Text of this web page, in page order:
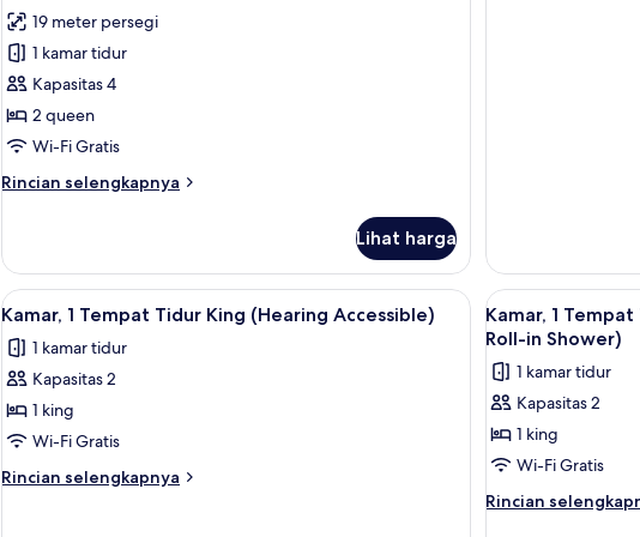
ulasan)
19 meter persegi
1 kamar tidur
Kapasitas 4
2 queen
Wi-Fi Gratis
Rincian selengkapnya
Rincian
Kamar
Deluks,
2
Tidur
Queen
Lihat harga
Lihat
semua
foto
untuk
Kamar,
1
Tempat
Tidur
Brankas, meja kerja, setrika/meja setrika, dan tempat
7
Kamar, 1 Tempat Tidur King (Hearing Accessible)
1 kamar tidur
Kapasitas 2
1 king
Wi-Fi Gratis
Rincian selengkapnya
Rincian
Lihat
semua
foto
untuk
Kamar,
1
Tempat
Tidur
7
Kamar, 1
Roll-in Shower)
1 kamar tidur
Kapasitas 2
1 king
Wi-Fi Gratis
Rincian
Rincian